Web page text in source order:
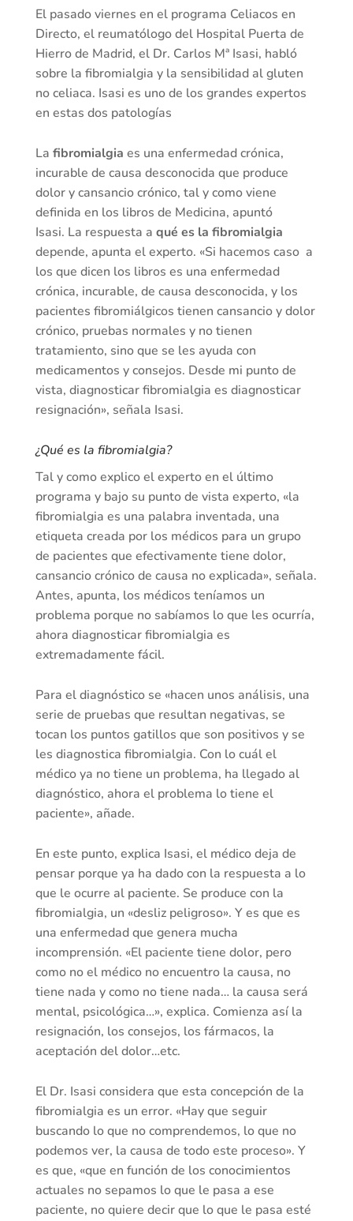
El pasado viernes en el programa Celiacos en
Directo, el reumatólogo del Hospital Puerta de
Hierro de Madrid, el Dr. Carlos Mª Isasi, habló
sobre la fibromialgia y la sensibilidad al gluten
no celiaca. Isasi es uno de los grandes expertos
en estas dos patologías
La fibromialgia es una enfermedad crónica,
incurable de causa desconocida que produce
dolor y cansancio crónico, tal y como viene
definida en los libros de Medicina, apuntó
Isasi. La respuesta a qué es la fibromialgia
depende, apunta el experto. «Si hacemos caso a
los que dicen los libros es una enfermedad
crónica, incurable, de causa desconocida, y los
pacientes fibromiálgicos tienen cansancio y dolor
crónico, pruebas normales y no tienen
tratamiento, sino que se les ayuda con
medicamentos y consejos. Desde mi punto de
vista, diagnosticar fibromialgia es diagnosticar
resignación», señala Isasi.
¿Qué es la fibromialgia?
Tal y como explico el experto en el último
programa y bajo su punto de vista experto, «la
fibromialgia es una palabra inventada, una
etiqueta creada por los médicos para un grupo
de pacientes que efectivamente tiene dolor,
cansancio crónico de causa no explicada», señala.
Antes, apunta, los médicos teníamos un
problema porque no sabíamos lo que les ocurría,
ahora diagnosticar fibromialgia es
extremadamente fácil.
Para el diagnóstico se «hacen unos análisis, una
serie de pruebas que resultan negativas, se
tocan los puntos gatillos que son positivos y se
les diagnostica fibromialgia. Con lo cuál el
médico ya no tiene un problema, ha llegado al
diagnóstico, ahora el problema lo tiene el
paciente», añade.
En este punto, explica Isasi, el médico deja de
pensar porque ya ha dado con la respuesta a lo
que le ocurre al paciente. Se produce con la
fibromialgia, un «desliz peligroso». Y es que es
una enfermedad que genera mucha
incomprensión. «El paciente tiene dolor, pero
como no el médico no encuentro la causa, no
tiene nada y como no tiene nada… la causa será
mental, psicológica…», explica. Comienza así la
resignación, los consejos, los fármacos, la
aceptación del dolor…etc.
El Dr. Isasi considera que esta concepción de la
fibromialgia es un error. «Hay que seguir
buscando lo que no comprendemos, lo que no
podemos ver, la causa de todo este proceso». Y
es que, «que en función de los conocimientos
actuales no sepamos lo que le pasa a ese
paciente, no quiere decir que lo que le pasa esté